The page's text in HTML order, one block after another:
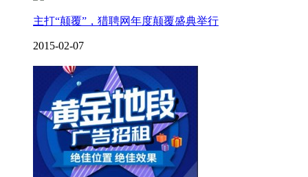
主打“颠覆”，猎聘网年度颠覆盛典举行
2015-02-07